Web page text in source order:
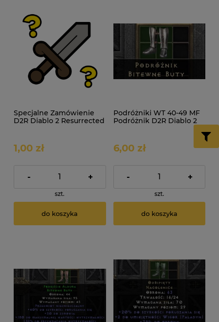
Specjalne Zamówienie
D2R Diablo 2 Resurrected
1,00 zł
- +
szt.
do koszyka
Podróżniki WT 40-49 MF
Podróżnik D2R Diablo 2
6,00 zł
- +
szt.
do koszyka